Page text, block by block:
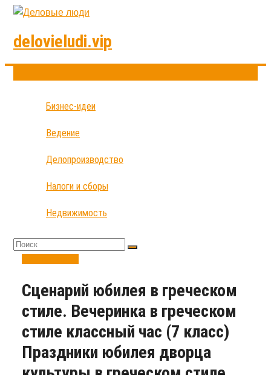
delovieludi.vip
Бизнес-идеи
Ведение
Делопроизводство
Налоги и сборы
Недвижимость
Сценарий юбилея в греческом
стиле. Вечеринка в греческом
стиле классный час (7 класс)
Праздники юбилея дворца